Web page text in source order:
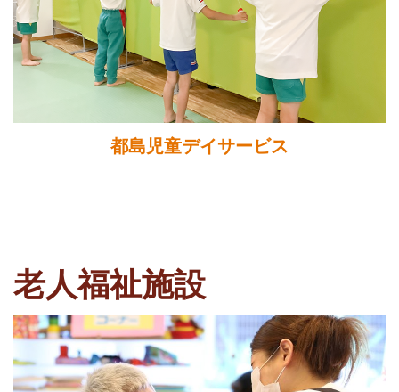
都島児童デイサービス
老人福祉施設